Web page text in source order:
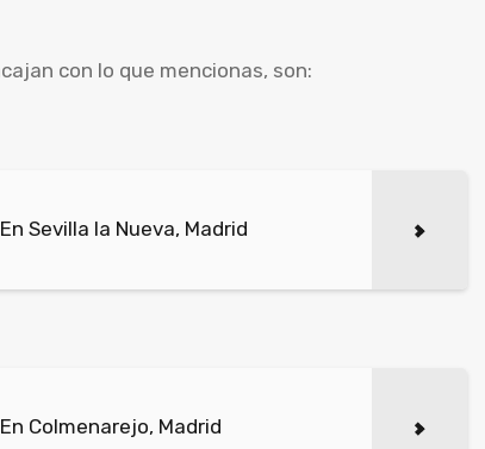
con lo que mencionas, son:
Sevilla la Nueva, Madrid
Colmenarejo, Madrid